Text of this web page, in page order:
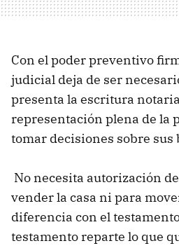
Con el poder preventivo
judicial deja de ser
presenta la escritura
representación plena de la
tomar decisiones sobre sus
No necesita autorización
vender la casa ni para
diferencia con el
testamento reparte lo que